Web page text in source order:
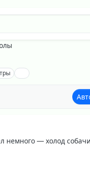
немного — холод